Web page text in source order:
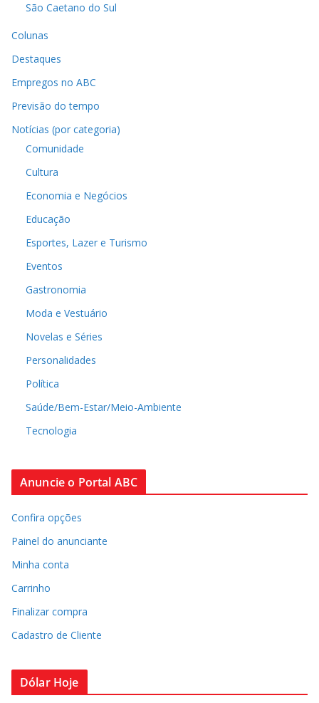
São Caetano do Sul
Colunas
Destaques
Empregos no ABC
Previsão do tempo
Notícias (por categoria)
Comunidade
Cultura
Economia e Negócios
Educação
Esportes, Lazer e Turismo
Eventos
Gastronomia
Moda e Vestuário
Novelas e Séries
Personalidades
Política
Saúde/Bem-Estar/Meio-Ambiente
Tecnologia
Anuncie o Portal ABC
Confira opções
Painel do anunciante
Minha conta
Carrinho
Finalizar compra
Cadastro de Cliente
Dólar Hoje